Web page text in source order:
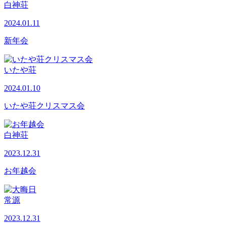
白神荘
2024.01.11
新年会
いたや荘
2024.01.10
いたや荘クリスマス会
白神荘
2023.12.31
お年越会
常源
2023.12.31